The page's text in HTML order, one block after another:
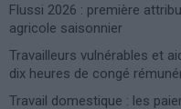
Flussi 2026 : première
agricole saisonnier
Travailleurs vulnérables et
dix heures de congé
Travail domestique : les